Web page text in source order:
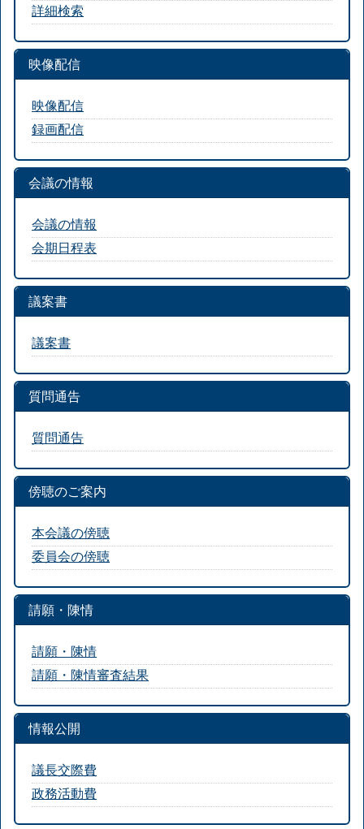
詳細検索
映像配信
映像配信
録画配信
会議の情報
会議の情報
会期日程表
議案書
議案書
質問通告
質問通告
傍聴のご案内
本会議の傍聴
委員会の傍聴
請願・陳情
請願・陳情
請願・陳情審査結果
情報公開
議長交際費
政務活動費